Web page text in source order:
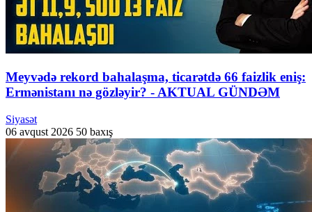
Meyvədə rekord bahalaşma, ticarətdə 66 faizlik eniş:
Ermənistanı nə gözləyir? - AKTUAL GÜNDƏM
Siyasət
06 avqust 2026 50 baxış